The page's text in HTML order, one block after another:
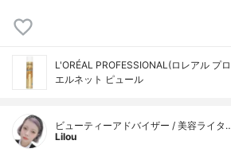
L'ORÉAL PROFESSIONAL(ロレアル プ
エルネット ピュール
ビューティーアドバイザー / 美容ライタ
Lilou